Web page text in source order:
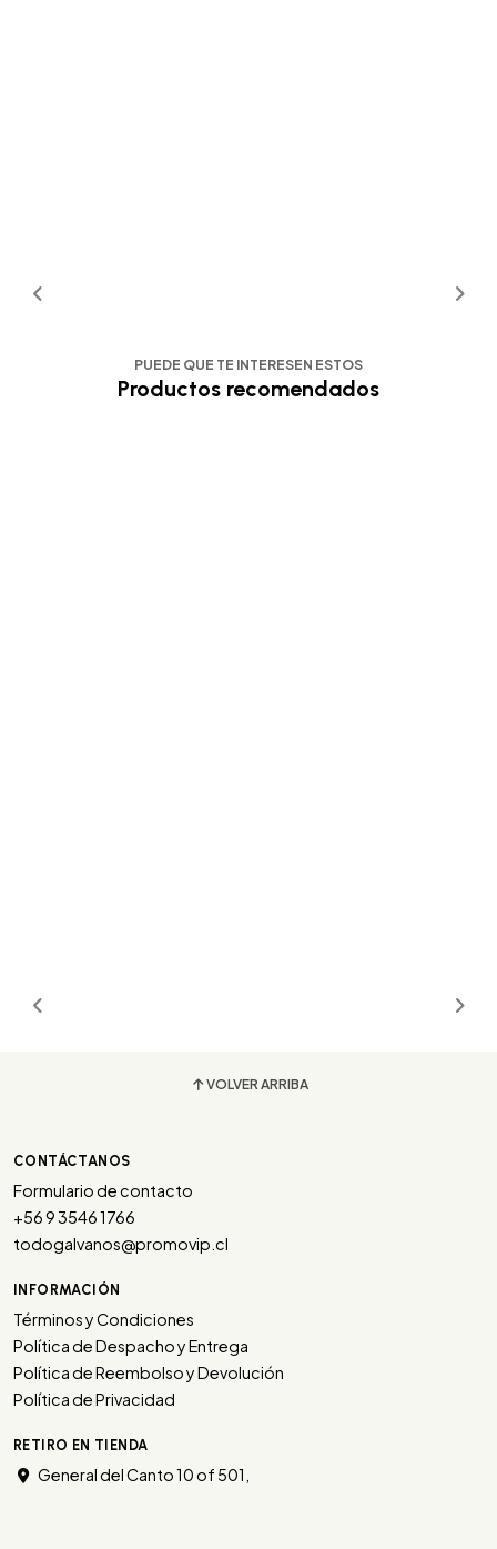
PUEDE QUE TE INTERESEN ESTOS
Productos recomendados
VOLVER ARRIBA
CONTÁCTANOS
Formulario de contacto
+56 9 3546 1766
todogalvanos@promovip.cl
INFORMACIÓN
Términos y Condiciones
Política de Despacho y Entrega
Política de Reembolso y Devolución
Política de Privacidad
RETIRO EN TIENDA
General del Canto 10 of 501,